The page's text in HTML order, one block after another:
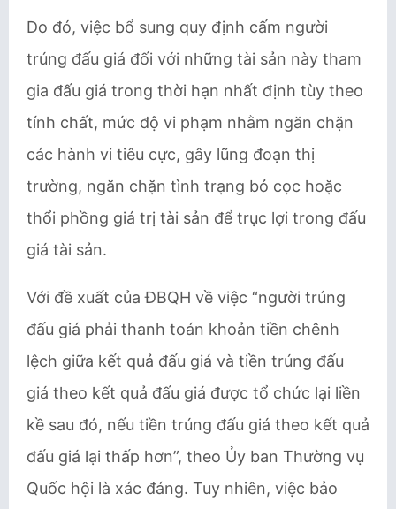
Do đó, việc bổ sung quy định cấm người
trúng đấu giá đối với những tài sản này tham
gia đấu giá trong thời hạn nhất định tùy theo
tính chất, mức độ vi phạm nhằm ngăn chặn
các hành vi tiêu cực, gây lũng đoạn thị
trường, ngăn chặn tình trạng bỏ cọc hoặc
thổi phồng giá trị tài sản để trục lợi trong đấu
giá tài sản.
Với đề xuất của ĐBQH về việc “người trúng
đấu giá phải thanh toán khoản tiền chênh
lệch giữa kết quả đấu giá và tiền trúng đấu
giá theo kết quả đấu giá được tổ chức lại liền
kề sau đó, nếu tiền trúng đấu giá theo kết quả
đấu giá lại thấp hơn”, theo Ủy ban Thường vụ
Quốc hội là xác đáng. Tuy nhiên, việc bảo